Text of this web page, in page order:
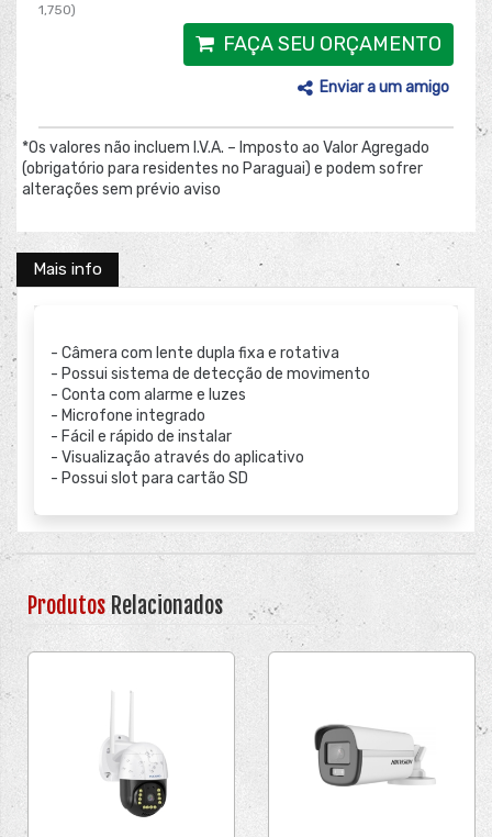
1,750)
FAÇA SEU ORÇAMENTO
Enviar a um amigo
*Os valores não incluem I.V.A. – Imposto ao Valor Agregado
(obrigatório para residentes no Paraguai) e podem sofrer
alterações sem prévio aviso
Mais info
- Câmera com lente dupla fixa e rotativa
- Possui sistema de detecção de movimento
- Conta com alarme e luzes
- Microfone integrado
- Fácil e rápido de instalar
- Visualização através do aplicativo
- Possui slot para cartão SD
Produtos Relacionados